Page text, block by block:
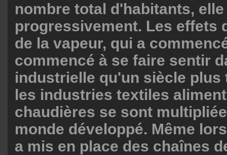
nombre total d'habitants,
progressivement. Les effets
de la vapeur, qui a
commencé à se faire sentir
industrielle qu'un siècle plus
les industries textiles
chaudières se sont
monde développé. Même
a mis en place des chaînes